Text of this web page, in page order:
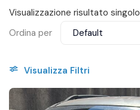
Visualizzazione risultato singolo
Ordina per
Default
Visualizza Filtri